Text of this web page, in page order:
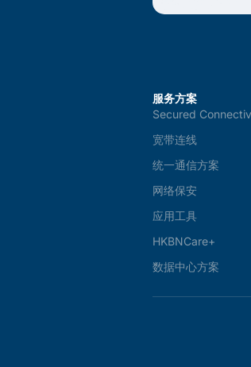
服务方案
Secured
宽带连线
统一通信方案
网络保安
应用工具
HKBNCare+
数据中心方案